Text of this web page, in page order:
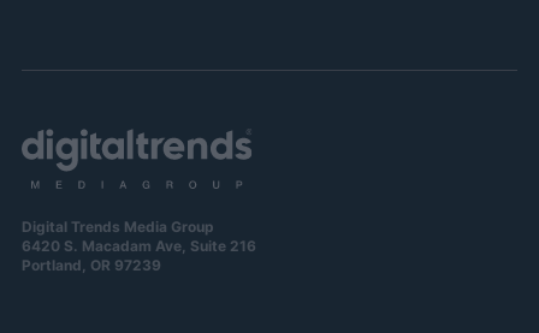
Digital Trends Media Group
6420 S. Macadam Ave, Suite 216
Portland, OR 97239